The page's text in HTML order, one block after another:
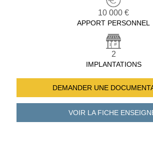
10 000 €
APPORT PERSONNEL
2
IMPLANTATIONS
DEMANDER UNE
VOIR LA FICHE